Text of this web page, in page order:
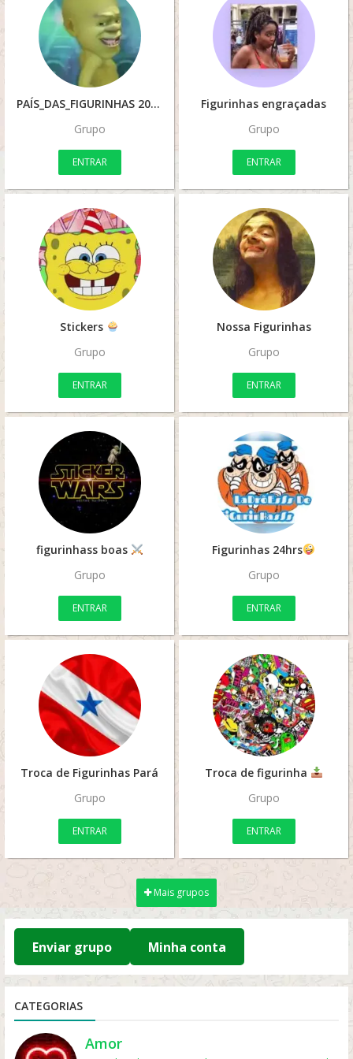
PAÍS_DAS_FIGURINHAS 2022
Grupo
ENTRAR
Figurinhas engraçadas
Grupo
ENTRAR
Stickers
Grupo
ENTRAR
Nossa Figurinhas
Grupo
ENTRAR
figurinhass boas
Grupo
ENTRAR
Figurinhas 24hrs
Grupo
ENTRAR
Troca de Figurinhas Pará
Grupo
ENTRAR
Troca de figurinha
Grupo
ENTRAR
Mais grupos
Enviar grupo Minha conta
CATEGORIAS
Amor